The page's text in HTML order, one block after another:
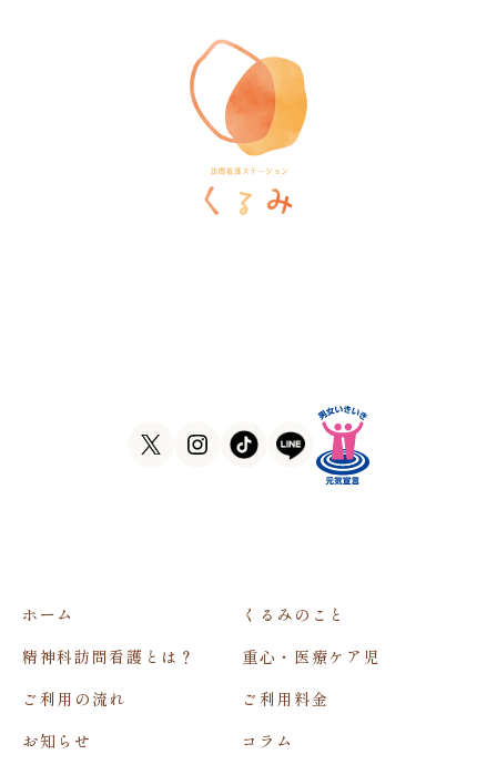
ホーム
くるみのこと
精神科訪問看護とは？
重心・医療ケア児
ご利用の流れ
ご利用料金
お知らせ
コラム